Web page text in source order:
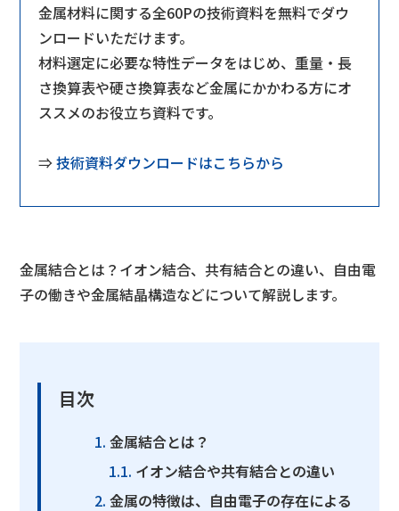
金属材料に関する全60Pの技術資料を無料でダウ
ンロードいただけます。
材料選定に必要な特性データをはじめ、重量・⻑
さ換算表や硬さ換算表など金属にかかわる方にオ
ススメのお役立ち資料です。
⇒技術資料ダウンロードはこちらから
金属結合とは？イオン結合、共有結合との違い、自由電
子の働きや金属結晶構造などについて解説します。
目次
金属結合とは？
イオン結合や共有結合との違い
金属の特徴は、自由電子の存在による